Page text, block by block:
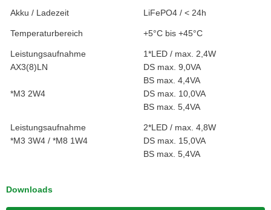
Akku / Ladezeit LiFePO4 / < 24h
Temperaturbereich +5°C bis +45°C
Leistungsaufnahme
AX3(8)LN
*M3 2W4
1*LED / max. 2,4W
DS max. 9,0VA
BS max. 4,4VA
DS max. 10,0VA
BS max. 5,4VA
Leistungsaufnahme
*M3 3W4 / *M8 1W4
2*LED / max. 4,8W
DS max. 15,0VA
BS max. 5,4VA
Downloads